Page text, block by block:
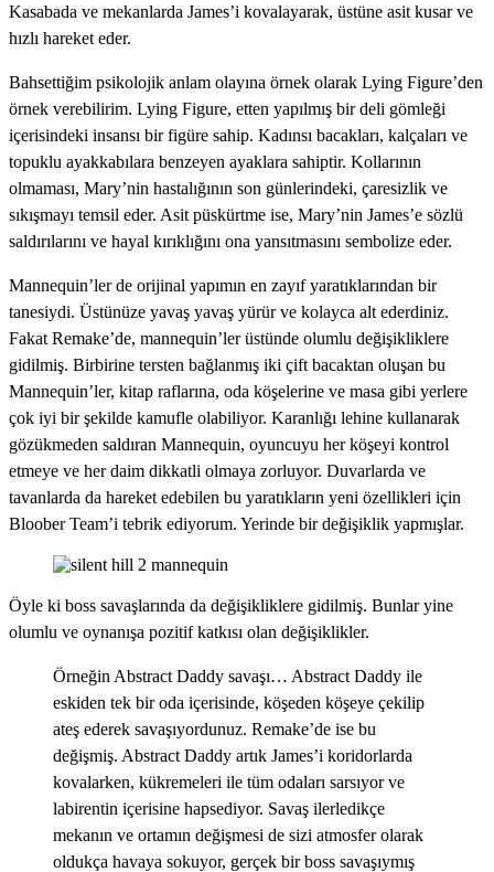
Kasabada ve mekanlarda James’i kovalayarak, üstüne asit kusar ve
hızlı hareket eder.
Bahsettiğim psikolojik anlam olayına örnek olarak Lying Figure’den
örnek verebilirim. Lying Figure, etten yapılmış bir deli gömleği
içerisindeki insansı bir figüre sahip. Kadınsı bacakları, kalçaları ve
topuklu ayakkabılara benzeyen ayaklara sahiptir. Kollarının
olmaması, Mary’nin hastalığının son günlerindeki, çaresizlik ve
sıkışmayı temsil eder. Asit püskürtme ise, Mary’nin James’e sözlü
saldırılarını ve hayal kırıklığını ona yansıtmasını sembolize eder.
Mannequin’ler de orijinal yapımın en zayıf yaratıklarından bir
tanesiydi. Üstünüze yavaş yavaş yürür ve kolayca alt ederdiniz.
Fakat Remake’de, mannequin’ler üstünde olumlu değişikliklere
gidilmiş. Birbirine tersten bağlanmış iki çift bacaktan oluşan bu
Mannequin’ler, kitap raflarına, oda köşelerine ve masa gibi yerlere
çok iyi bir şekilde kamufle olabiliyor. Karanlığı lehine kullanarak
gözükmeden saldıran Mannequin, oyuncuyu her köşeyi kontrol
etmeye ve her daim dikkatli olmaya zorluyor. Duvarlarda ve
tavanlarda da hareket edebilen bu yaratıkların yeni özellikleri için
Bloober Team’i tebrik ediyorum. Yerinde bir değişiklik yapmışlar.
Öyle ki boss savaşlarında da değişikliklere gidilmiş. Bunlar yine
olumlu ve oynanışa pozitif katkısı olan değişiklikler.
Örneğin Abstract Daddy savaşı… Abstract Daddy ile
eskiden tek bir oda içerisinde, köşeden köşeye çekilip
ateş ederek savaşıyordunuz. Remake’de ise bu
değişmiş. Abstract Daddy artık James’i koridorlarda
kovalarken, kükremeleri ile tüm odaları sarsıyor ve
labirentin içerisine hapsediyor. Savaş ilerledikçe
mekanın ve ortamın değişmesi de sizi atmosfer olarak
oldukça havaya sokuyor, gerçek bir boss savaşıymış